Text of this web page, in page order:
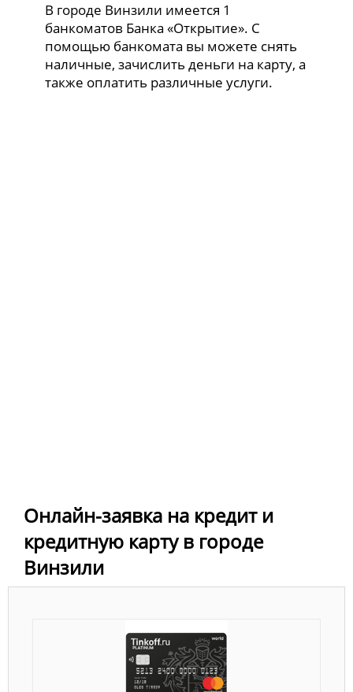
В городе Винзили имеется 1
банкоматов Банка «Открытие». С
помощью банкомата вы можете снять
наличные, зачислить деньги на карту, а
также оплатить различные услуги.
Онлайн-заявка на кредит и
кредитную карту в городе
Винзили